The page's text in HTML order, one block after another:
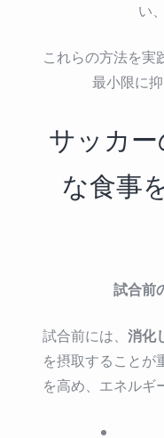
い
これらの方法を実
最小限に
サッカ
な食事
試合前
試合前には、 消化
を摂取することが
を高め、エネルギ